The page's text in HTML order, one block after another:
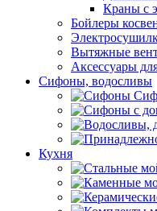
Краны с
Бойлеры
Вытяжные
Аксессуары
Сифоны, водосливы
Кухня